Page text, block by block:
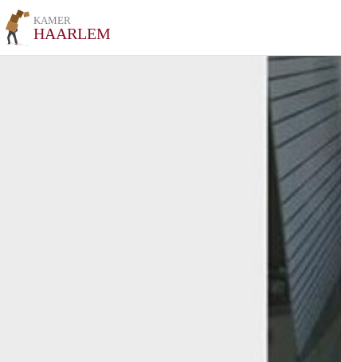
KAMER
HAARLEM